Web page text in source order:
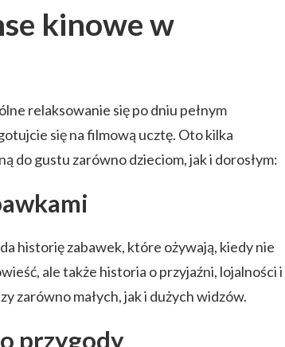
kinowe w
relaksowanie się po dniu pełnym
się na filmową ucztę. Oto kilka
do gustu zarówno dzieciom, jak i dorosłym:
historię zabawek, które ożywają, kiedy nie
ale także historia o przyjaźni, lojalności i
zarówno małych, jak i dużych widzów.
przygody